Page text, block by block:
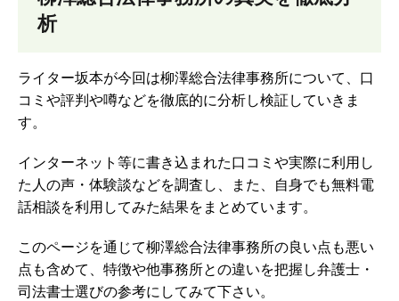
析
ライター坂本が今回は柳澤総合法律事務所について、口
コミや評判や噂などを徹底的に分析し検証していきま
す。
インターネット等に書き込まれた口コミや実際に利用し
た人の声・体験談などを調査し、
また、自身でも無料電
話相談を利用してみた結果をまとめています。
このページを通じて柳澤総合法律事務所の良い点も悪い
点も含めて、特徴や他事務所との違いを把握し弁護士・
司法書士選びの参考にしてみて下さい。